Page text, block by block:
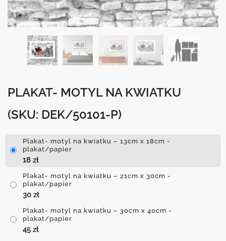
PLAKAT- MOTYL NA KWIATKU
(SKU: DEK/50101-P)
Plakat- motyl na kwiatku – 13cm x 18cm -
plakat/papier
18 zł
Plakat- motyl na kwiatku – 21cm x 30cm -
plakat/papier
30 zł
Plakat- motyl na kwiatku – 30cm x 40cm -
plakat/papier
45 zł